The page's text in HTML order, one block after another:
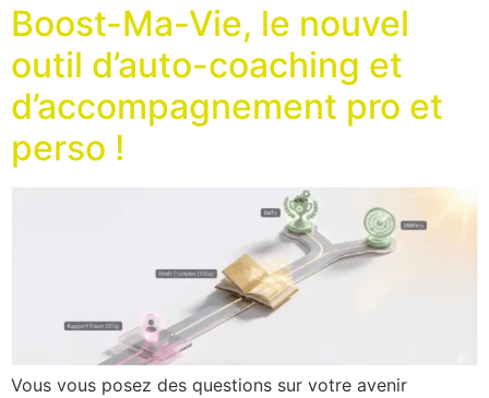
Boost-Ma-Vie, le nouvel
outil d’auto-coaching et
d’accompagnement pro et
perso !
Vous vous posez des questions sur votre avenir